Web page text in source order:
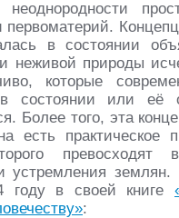
первоматерий.
в состоянии
неживой природы
которые
состоянии или её
Более того, эта
есть практическое
превосходят
устремления землян.
году в своей книге
: